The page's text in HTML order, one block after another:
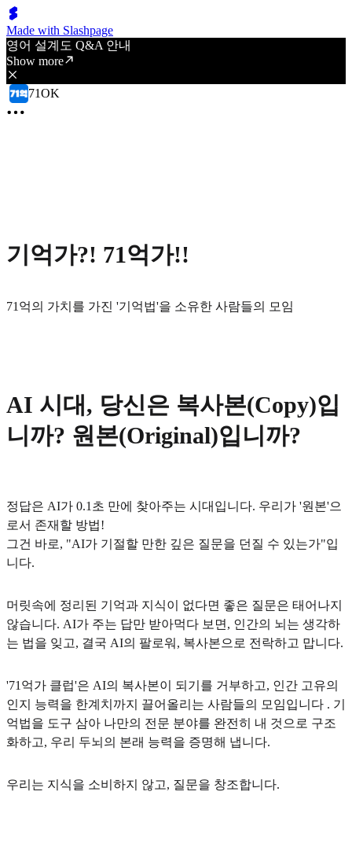
Made with Slashpage
영어 설계도 Q&A 안내
Show more
71OK
기억가?! 71억가!!
71억의 가치를 가진 '기억법'을 소유한 사람들의 모임
AI 시대, 당신은 복사본(Copy)입
니까? 원본(Original)입니까?
정답은 AI가 0.1초 만에 찾아주는 시대입니다. 우리가 '원본'으
로서 존재할 방법!
그건 바로, "AI가 기절할 만한 깊은 질문을 던질 수 있는가"입
니다.
머릿속에 정리된 기억과 지식이 없다면 좋은 질문은 태어나지
않습니다. AI가 주는 답만 받아먹다 보면, 인간의 뇌는 생각하
는 법을 잊고, 결국 AI의 팔로워, 복사본으로 전락하고 맙니다.
'71억가 클럽'은 AI의 복사본이 되기를 거부하고, 인간 고유의
인지 능력을 한계치까지 끌어올리는 사람들의 모임입니다 . 기
억법을 도구 삼아 나만의 전문 분야를 완전히 내 것으로 구조
화하고, 우리 두뇌의 본래 능력을 증명해 냅니다.
우리는 지식을 소비하지 않고, 질문을 창조합니다.